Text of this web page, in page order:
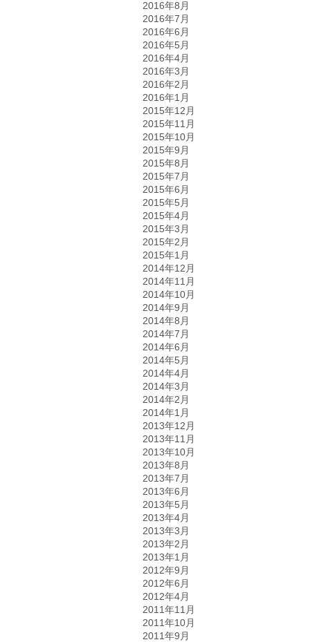
2016年8月
2016年7月
2016年6月
2016年5月
2016年4月
2016年3月
2016年2月
2016年1月
2015年12月
2015年11月
2015年10月
2015年9月
2015年8月
2015年7月
2015年6月
2015年5月
2015年4月
2015年3月
2015年2月
2015年1月
2014年12月
2014年11月
2014年10月
2014年9月
2014年8月
2014年7月
2014年6月
2014年5月
2014年4月
2014年3月
2014年2月
2014年1月
2013年12月
2013年11月
2013年10月
2013年8月
2013年7月
2013年6月
2013年5月
2013年4月
2013年3月
2013年2月
2013年1月
2012年9月
2012年6月
2012年4月
2011年11月
2011年10月
2011年9月